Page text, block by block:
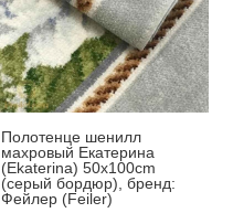
Полотенце шенилл
махровый Екатерина
(Ekaterina) 50x100cm
(серый бордюр), бренд:
Фейлер (Feiler)